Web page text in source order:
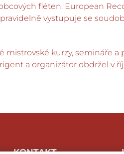
fléten, European
vystupuje se
mistrovské kurzy, semináře
a organizátor obdržel v
KONTAKT